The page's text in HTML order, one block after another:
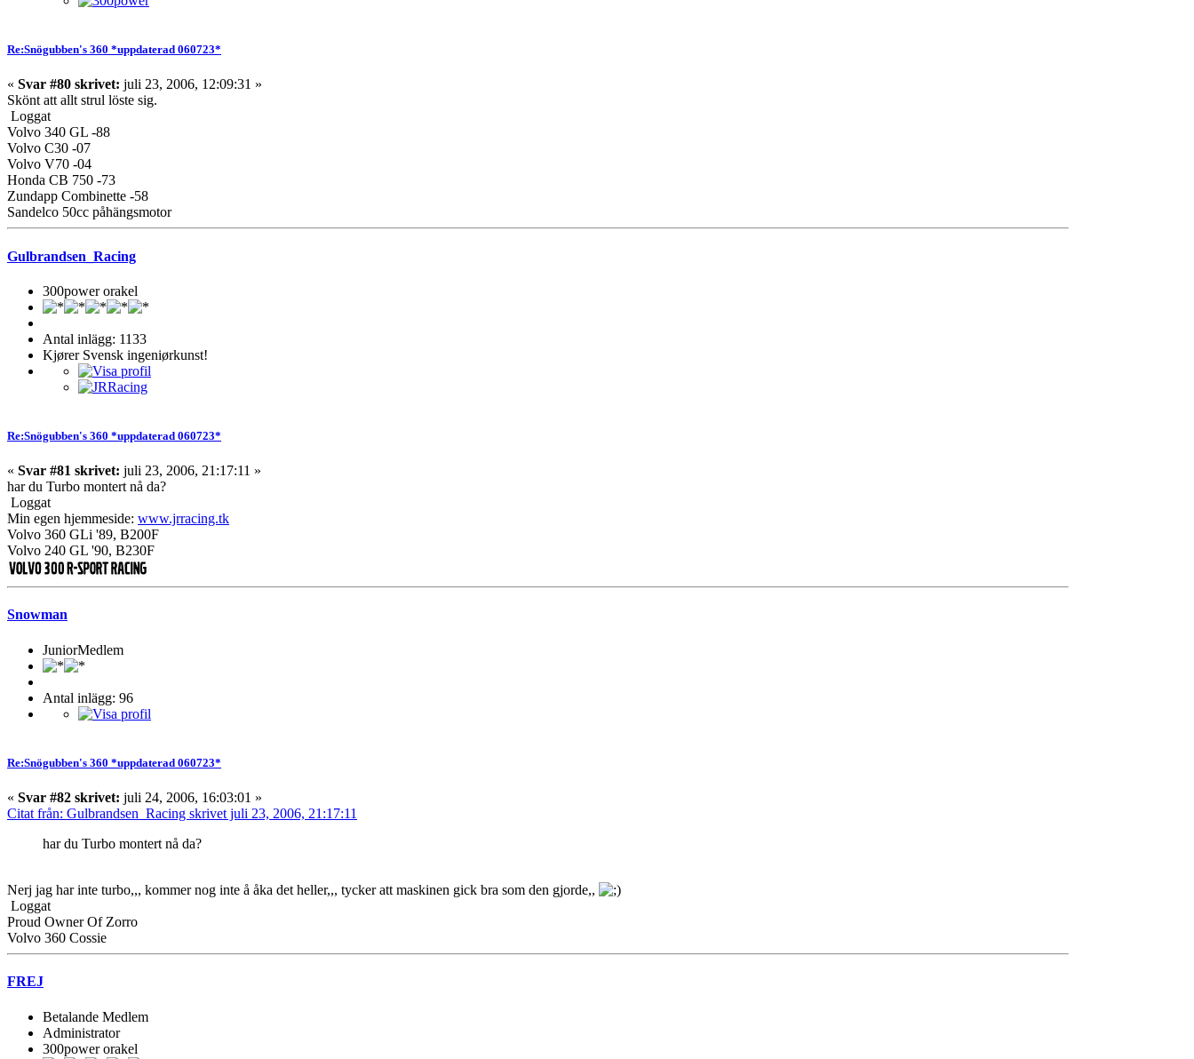
Re:Snögubben's 360 *uppdaterad 060723*
« Svar #80 skrivet: juli 23, 2006, 12:09:31 »
Skönt att allt strul löste sig.
Loggat
Volvo 340 GL -88
Volvo C30 -07
Volvo V70 -04
Honda CB 750 -73
Zundapp Combinette -58
Sandelco 50cc påhängsmotor
Gulbrandsen_Racing
300power orakel
Antal inlägg: 1133
Kjører Svensk ingeniørkunst!
Re:Snögubben's 360 *uppdaterad 060723*
« Svar #81 skrivet: juli 23, 2006, 21:17:11 »
har du Turbo montert nå da?
Loggat
Min egen hjemmeside: www.jrracing.tk
Volvo 360 GLi '89, B200F
Volvo 240 GL '90, B230F
Snowman
JuniorMedlem
Antal inlägg: 96
Re:Snögubben's 360 *uppdaterad 060723*
« Svar #82 skrivet: juli 24, 2006, 16:03:01 »
Citat från: Gulbrandsen_Racing skrivet juli 23, 2006, 21:17:11
har du Turbo montert nå da?
Nerj jag har inte turbo,,, kommer nog inte å åka det heller,,, tycker att maskinen gick bra som den gjorde,,
Loggat
Proud Owner Of Zorro
Volvo 360 Cossie
FREJ
Betalande Medlem
Administrator
300power orakel